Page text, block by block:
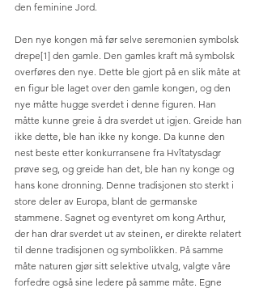
den feminine Jord.
Den nye kongen må før selve seremonien symbolsk
drepe[1] den gamle. Den gamles kraft må symbolsk
overføres den nye. Dette ble gjort på en slik måte at
en figur ble laget over den gamle kongen, og den
nye måtte hugge sverdet i denne figuren. Han
måtte kunne greie å dra sverdet ut igjen. Greide han
ikke dette, ble han ikke ny konge. Da kunne den
nest beste etter konkurransene fra Hvîtatysdagr
prøve seg, og greide han det, ble han ny konge og
hans kone dronning. Denne tradisjonen sto sterkt i
store deler av Europa, blant de germanske
stammene. Sagnet og eventyret om kong Arthur,
der han drar sverdet ut av steinen, er direkte relatert
til denne tradisjonen og symbolikken. På samme
måte naturen gjør sitt selektive utvalg, valgte våre
forfedre også sine ledere på samme måte. Egne